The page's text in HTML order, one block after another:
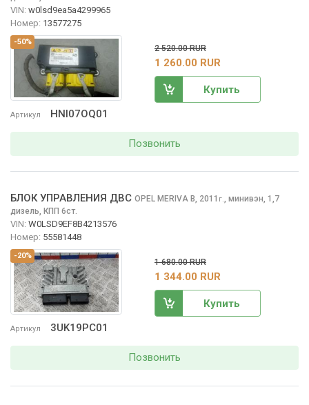
-50%
Артикул HNI07OQ01
VIN: w0lsd9ea5a4299965
Номер: 13577275
2 520.00 RUR
1 260.00 RUR
Купить
Позвонить
-20%
Артикул 3UK19PC01
БЛОК УПРАВЛЕНИЯ ДВС OPEL MERIVA B, 2011 г., минивэн, 1,7
дизель, КПП 6ст.
VIN: W0LSD9EF8B4213576
Номер: 55581448
1 680.00 RUR
1 344.00 RUR
Купить
Позвонить